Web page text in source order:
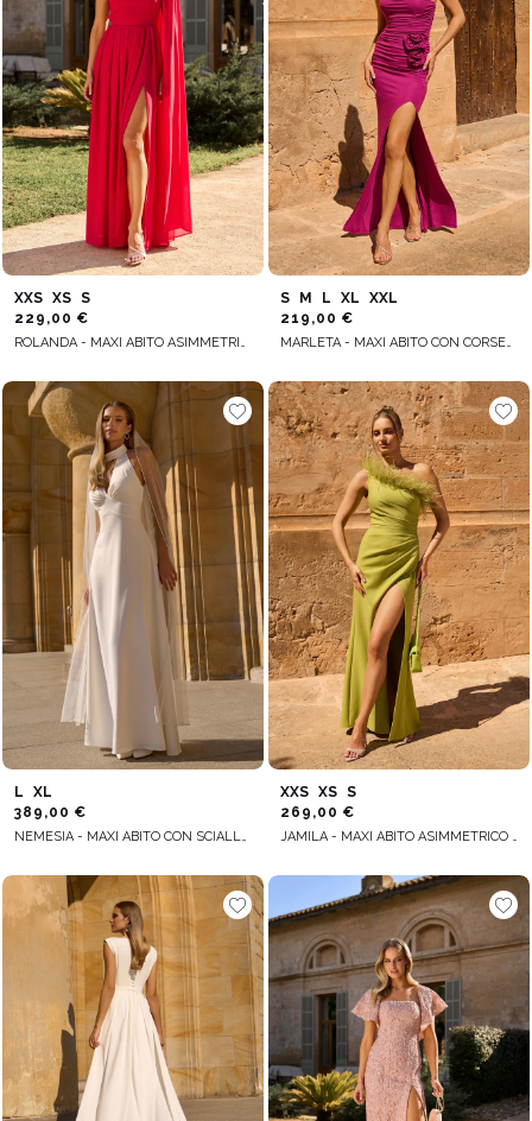
XXS XS S
229,00 €
ROLANDA - MAXI ABITO ASIMMETRICO CON MANICHE STACCABILI E FIORE
S M L XL
XXL
219,00 €
MARLETA - MAXI ABITO CON CORSETTO E DRAPPEGGIO CON FERRETTO
L
XL
389,00 €
NEMESIA - MAXI ABITO CON SCIALLE STACCABILE
XXS XS S
269,00 €
JAMILA - MAXI ABITO ASIMMETRICO CON PIUME